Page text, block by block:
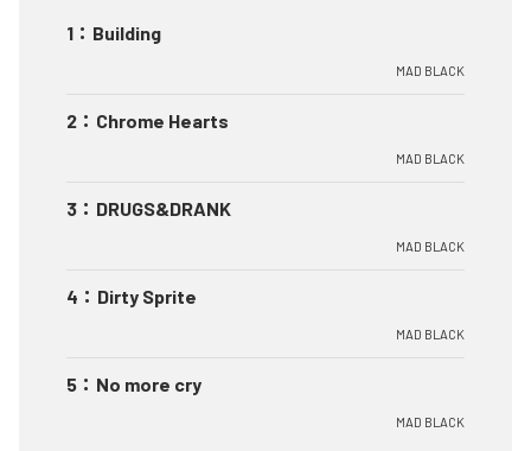
1 ： Building
MAD BLACK
2 ： Chrome Hearts
MAD BLACK
3 ： DRUGS&DRANK
MAD BLACK
4 ： Dirty Sprite
MAD BLACK
5 ： No more cry
MAD BLACK